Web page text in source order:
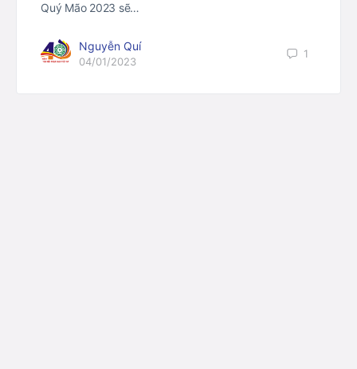
Quý Mão 2023 sẽ…
Nguyễn Quí
04/01/2023
1